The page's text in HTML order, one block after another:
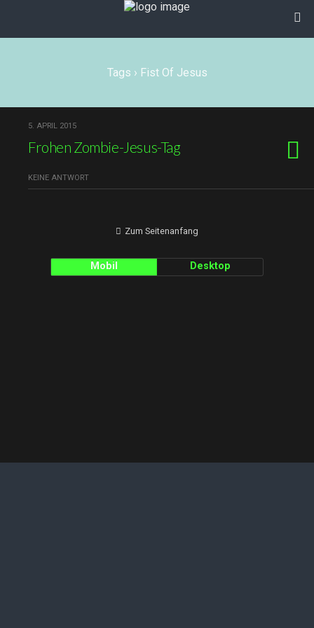
Tags › Fist Of Jesus
5. APRIL 2015
Frohen Zombie-Jesus-Tag
KEINE ANTWORT
Zum Seitenanfang
Mobil Desktop